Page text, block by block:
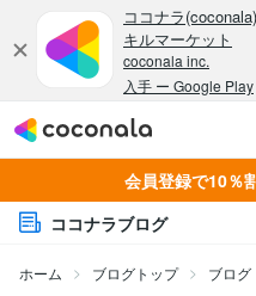
会員登録で10％
ココナラブログ
ホーム ブログトップ ブログ